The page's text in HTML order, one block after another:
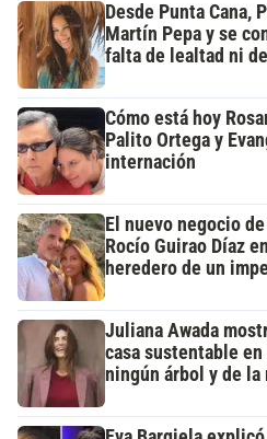
Desde Punta Cana,
Martín Pepa y se
falta de lealtad ni
Cómo está hoy
Palito Ortega y
internación
El nuevo negocio
Rocío Guirao Díaz
heredero de un
Juliana Awada
casa sustentable
ningún árbol y de la